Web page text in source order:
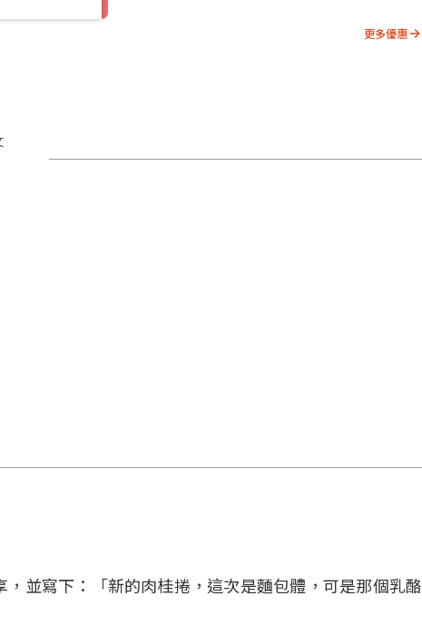
更多優惠
並寫下：「新的肉桂捲，這次是麵包體，可是那個乳酪